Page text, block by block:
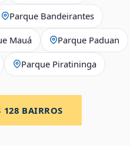
Parque Bandeirantes
Mauá Parque Paduan
Parque Piratininga
128 BAIRROS